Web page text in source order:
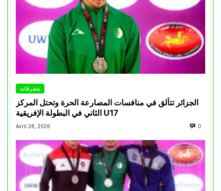
متفرقات
الجزائر تتألق في منافسات المصارعة الحرة وتحتل المركز
الثاني في البطولة الإفريقية U17
Avril 28, 2026 0